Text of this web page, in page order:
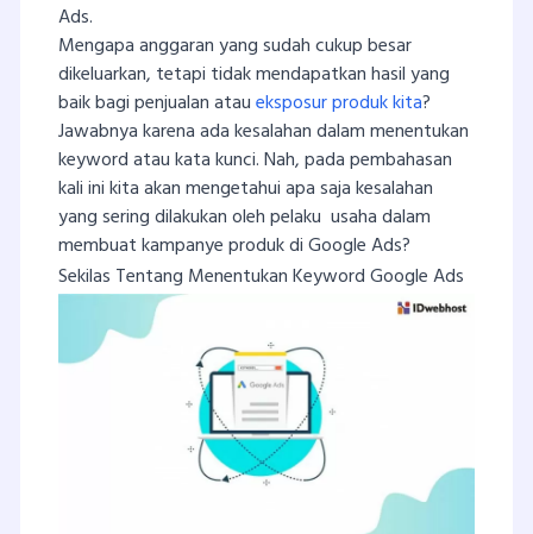
Ads.
Mengapa anggaran yang sudah cukup besar
dikeluarkan, tetapi tidak mendapatkan hasil yang
baik bagi penjualan ataueksposur produk kita?
Jawabnya karena ada kesalahan dalam menentukan
keyword atau kata kunci. Nah, pada pembahasan
kali ini kita akan mengetahui apa saja kesalahan
yang sering dilakukan oleh pelaku usaha dalam
membuat kampanye produk di Google Ads?
Sekilas Tentang Menentukan Keyword Google Ads